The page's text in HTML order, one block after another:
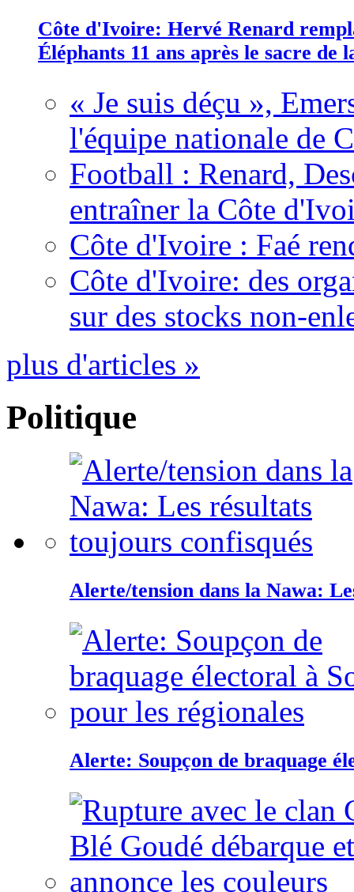
Côte d'Ivoire: Hervé Renard
Éléphants 11 ans après le sacre de
« Je suis déçu »,
l'équipe nationale de
Football : Renard,
entraîner la Côte
Côte d'Ivoire : Faé
Côte d'Ivoire: des
sur des stocks non-
plus d'articles »
Politique
Alerte/tension dans la Nawa:
Alerte: Soupçon de braquage